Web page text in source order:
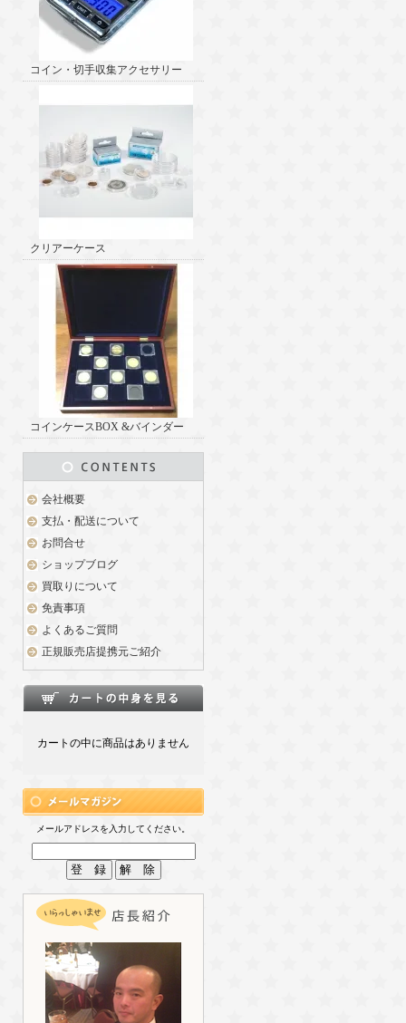
コイン・切手収集アクセサリー
クリアーケース
コインケースBOX &バインダー
会社概要
支払・配送について
お問合せ
ショップブログ
買取りについて
免責事項
よくあるご質問
正規販売店提携元ご紹介
カートの中に商品はありません
メールアドレスを入力してください。